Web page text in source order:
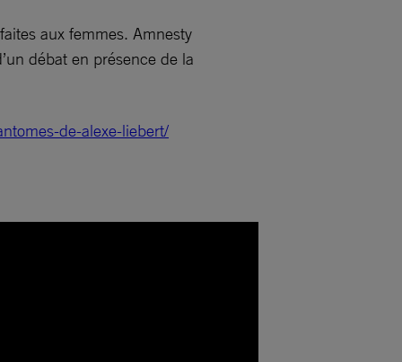
aux femmes. Amnesty
débat en présence de la
de-alexe-liebert/